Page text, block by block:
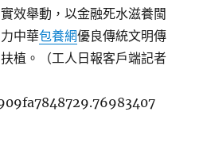
效舉動，以金融死水滋養閩
中華包養網優良傳統文明傳
植。（工人日報客戶端記者